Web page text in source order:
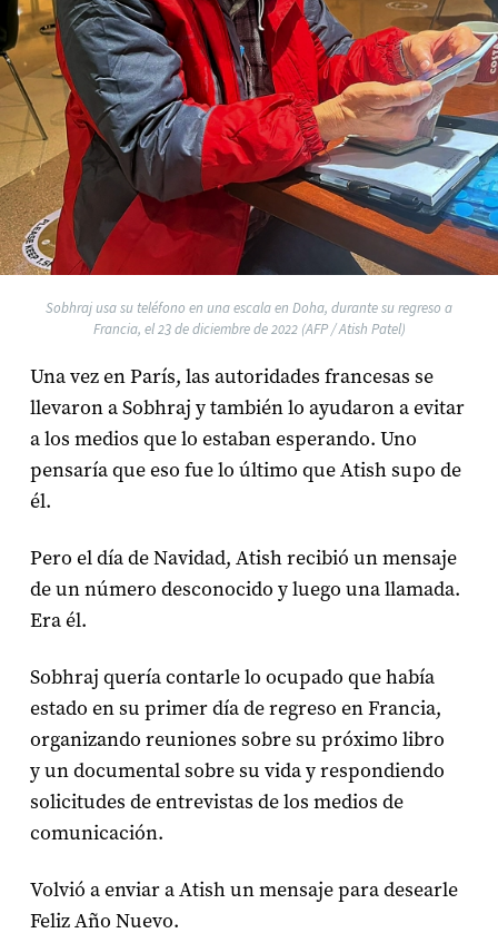
Sobhraj usa su teléfono en una escala en Doha, durante su regreso a
Francia, el 23 de diciembre de 2022 (AFP / Atish Patel)
Una vez en París, las autoridades francesas se
llevaron a Sobhraj y también lo ayudaron a evitar
a los medios que lo estaban esperando. Uno
pensaría que eso fue lo último que Atish supo de
él.
Pero el día de Navidad, Atish recibió un mensaje
de un número desconocido y luego una llamada.
Era él.
Sobhraj quería contarle lo ocupado que había
estado en su primer día de regreso en Francia,
organizando reuniones sobre su próximo libro
y un documental sobre su vida y respondiendo
solicitudes de entrevistas de los medios de
comunicación.
Volvió a enviar a Atish un mensaje para desearle
Feliz Año Nuevo.